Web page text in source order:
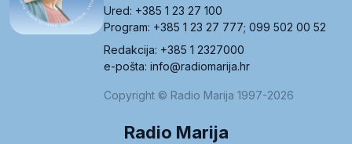
Ured: +385 1 23 27 100
Program: +385 1 23 27 777; 099 502 00 52
Redakcija: +385 1 2327000
e-pošta: info@radiomarija.hr
Copyright © Radio Marija 1997-2026
Radio Marija